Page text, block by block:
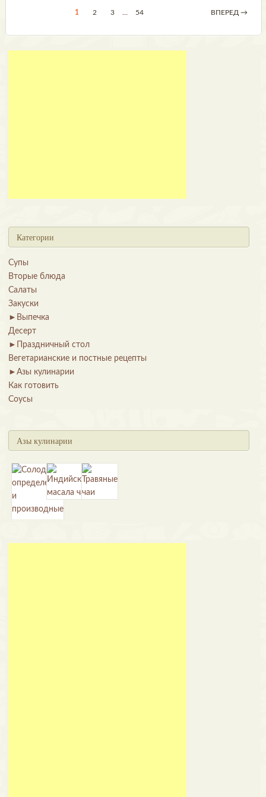
1 2 3 54 ВПЕРЕД →
Категории
Супы
Вторые блюда
Салаты
Закуски
► Выпечка
Десерт
►
Праздничный стол
Вегетарианские и постные рецепты
► Азы кулинарии
Как готовить
Соусы
Азы кулинарии